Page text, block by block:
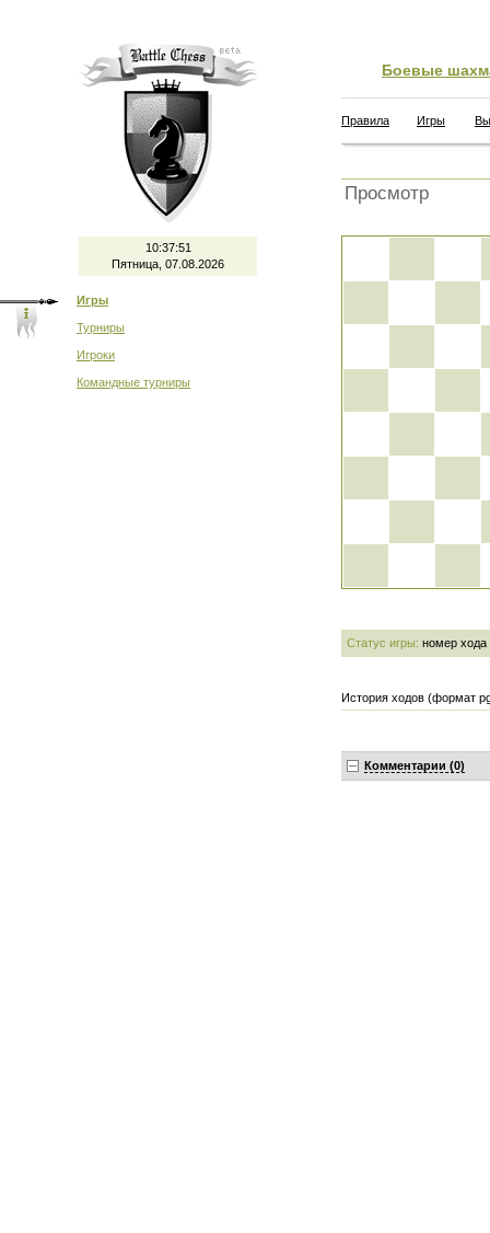
10:37:52
Пятница, 07.08.2026
Игры
Турниры
Игроки
Командные турниры
Боевые
Правила Игры
Просмотр
Статус игры: номер хода
История ходов (формат
Комментарии (0)